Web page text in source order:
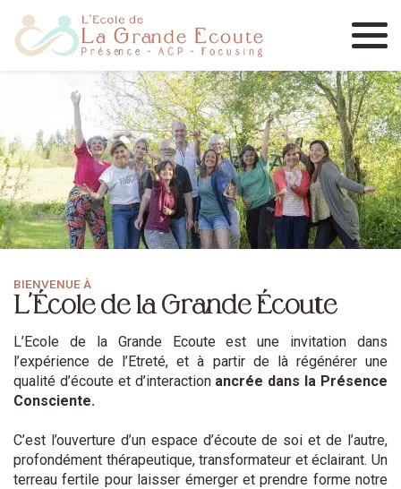
Menu
BIENVENUE À
L’École de la Grande Écoute
L’Ecole de la Grande Ecoute est une invitation dans
l’expérience de l’Etreté, et à partir de là régénérer une
qualité d’écoute et d’interaction ancrée dans la Présence
Consciente.
C’est l’ouverture d’un espace d’écoute de soi et de l’autre,
profondément thérapeutique, transformateur et éclairant. Un
terreau fertile pour laisser émerger et prendre forme notre